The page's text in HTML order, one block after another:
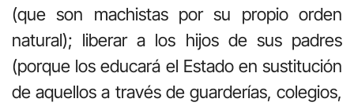
(que son machistas por su propio orden
natural); liberar a los hijos de sus padres
(porque los educará el Estado en sustitución
de aquellos a través de guarderías, colegios,